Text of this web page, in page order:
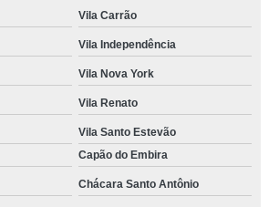
Vila Carrão
Vila Independência
Vila Nova York
Vila Renato
Vila Santo Estevão
Capão do Embira
Chácara Santo Antônio